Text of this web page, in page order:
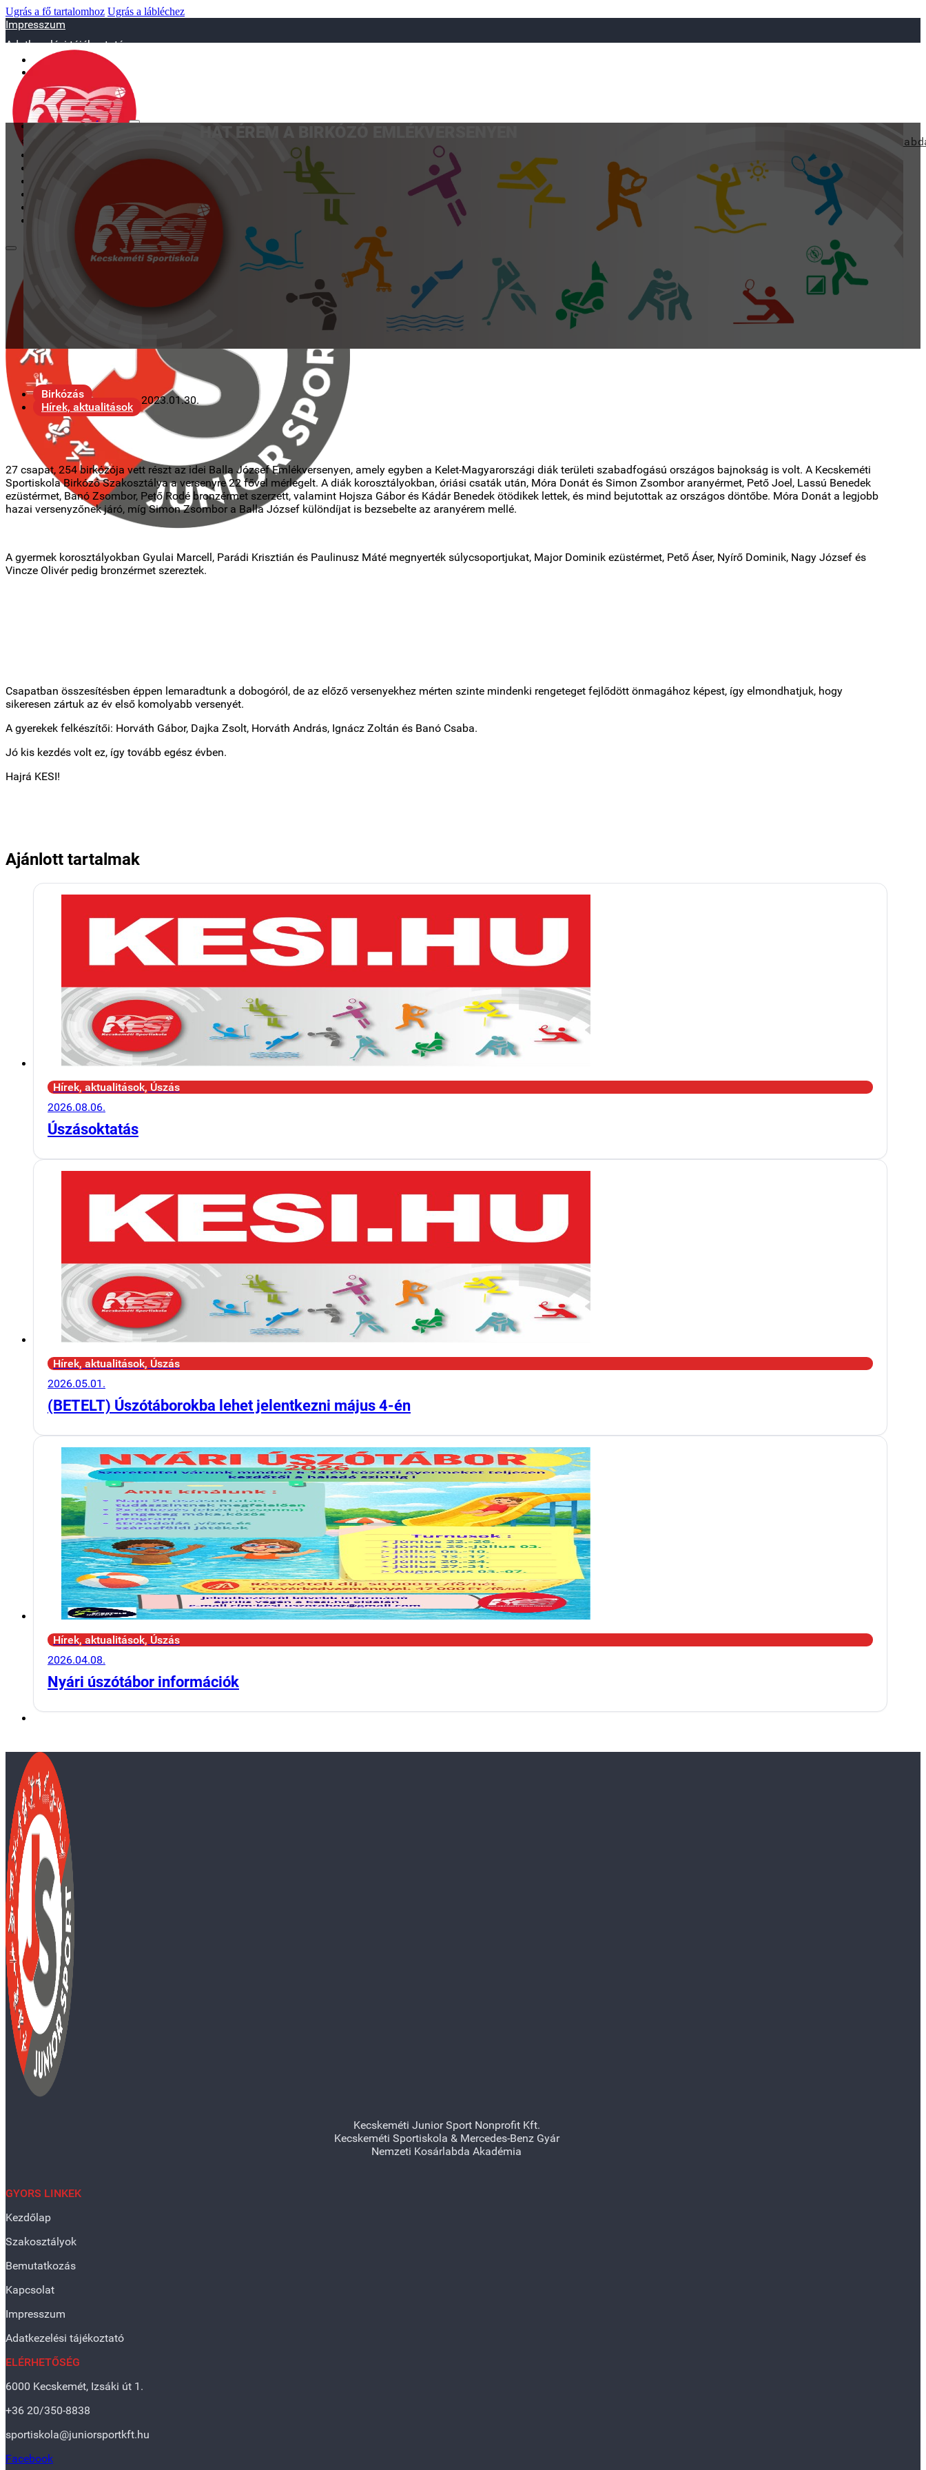
Ugrás a fő tartalomhoz Ugrás a lábléchez
Impresszum
Adatkezelési tájékoztató
sportiskola@juniorsportkft.hu
SZAKOSZTÁLYOK
KAPCSOLAT
HAT ÉREM A BIRKÓZÓ EMLÉKVERSENYEN
Birkózás
Hírek, aktualitások
2023.01.30.
27 csapat, 254 birkózója vett részt az idei Balla József Emlékversenyen, amely egyben a Kelet-Magyarországi diák területi szabadfogású országos bajnokság is volt. A Kecskeméti
Sportiskola Birkózó Szakosztálya a versenyre 22 fővel mérlegelt. A diák korosztályokban, óriási csaták után, Móra Donát és Simon Zsombor aranyérmet, Pető Joel, Lassú Benedek
ezüstérmet, Banó Zsombor, Pető Rodé bronzérmet szerzett, valamint Hojsza Gábor és Kádár Benedek ötödikek lettek, és mind bejutottak az országos döntőbe. Móra Donát a legjobb
hazai versenyzőnek járó, míg Simon Zsombor a Balla József különdíjat is bezsebelte az aranyérem mellé.
A gyermek korosztályokban Gyulai Marcell, Parádi Krisztián és Paulinusz Máté megnyerték súlycsoportjukat, Major Dominik ezüstérmet, Pető Áser, Nyírő Dominik, Nagy József és
Vincze Olivér pedig bronzérmet szereztek.
Csapatban összesítésben éppen lemaradtunk a dobogóról, de az előző versenyekhez mérten szinte mindenki rengeteget fejlődött önmagához képest, így elmondhatjuk, hogy
sikeresen zártuk az év első komolyabb versenyét.
A gyerekek felkészítői: Horváth Gábor, Dajka Zsolt, Horváth András, Ignácz Zoltán és Banó Csaba.
Jó kis kezdés volt ez, így tovább egész évben.
Hajrá KESI!
Ajánlott tartalmak
Hírek, aktualitások, Úszás
2026.08.06.
Úszásoktatás
Hírek, aktualitások, Úszás
2026.05.01.
(BETELT) Úszótáborokba lehet jelentkezni május 4-én
Hírek, aktualitások, Úszás
2026.04.08.
Nyári úszótábor információk
Kecskeméti Junior Sport Nonprofit Kft.
Kecskeméti Sportiskola & Mercedes-Benz Gyár
Nemzeti Kosárlabda Akadémia
GYORS LINKEK
Kezdőlap
Szakosztályok
Bemutatkozás
Kapcsolat
Impresszum
Adatkezelési tájékoztató
ELÉRHETŐSÉG
6000 Kecskemét, Izsáki út 1.
+36 20/350-8838
sportiskola@juniorsportkft.hu
Facebook